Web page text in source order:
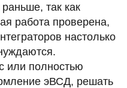
так как
работа проверена,
настолько
или полностью
эВСД, решать